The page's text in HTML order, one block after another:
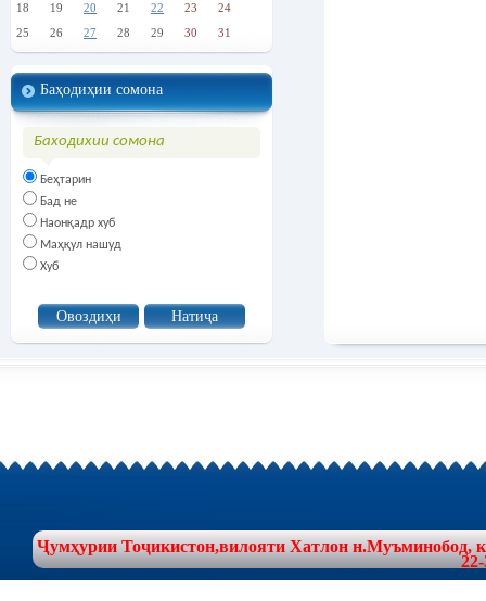
18
19 20 21 22 23
24
25
26 27 28 29 30 31
Баҳодиҳии сомона
Баходихии сомона
Беҳтарин
Бад не
Наонқадр хуб
Маҳқул нашуд
Хуб
Ҷумҳурии Тоҷикистон,вилояти Хатлон н.Муъминобод,